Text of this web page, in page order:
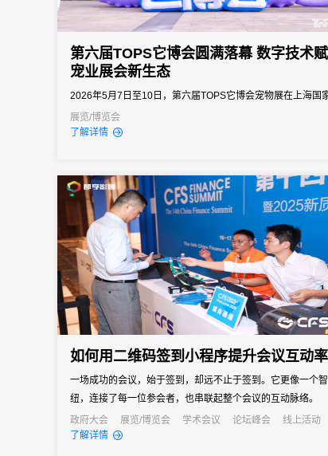
第六届TOPS它博会圆满落幕 数字技术
宠业展会新生态
2026年5月7日至10日，第六届TOPS它博会宠物展在上海国
中心成功举办。本届展会以"PAWSibility无限茸力"为主题，延
国宠业年度优选平台"的核心定位，汇聚全球1200家展商、
展览/博览会
了解详情
如何用二维码签到小程序提升会议互动率
一场成功的会议，始于签到，却远不止于签到。它更像一个
纽，连接了每一位参会者，也串联起整个会议的互动脉络。
政府大会
展览/博览会 学术会议 论坛峰会
线上活动
线上展会
经销商大会
了解详情